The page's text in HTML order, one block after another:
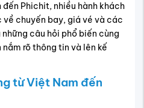
Phichit, nhiều hành khách
chuyến bay, giá vé và các
câu hỏi phổ biến cùng
rõ thông tin và lên kế
từ Việt Nam đến